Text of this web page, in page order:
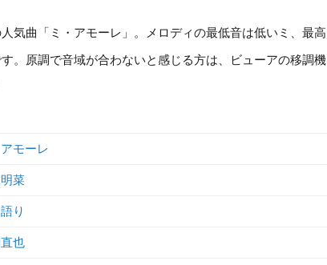
気曲「ミ・アモーレ」。メロディの最低音は低いミ、最高
。原調で音域が合わないと感じる方は、ビューアの移調機
モーレ
菜
り
也